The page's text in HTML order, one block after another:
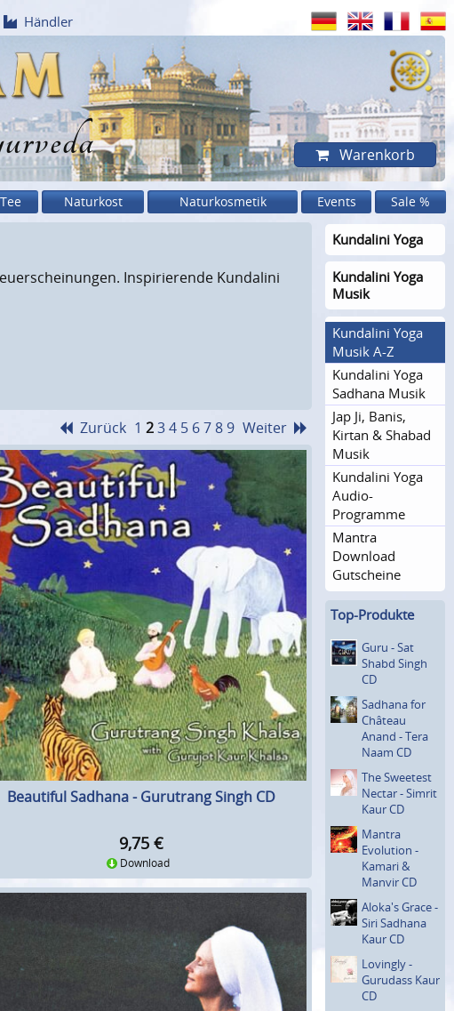
Händler
Warenkorb
Naturkost Naturkosmetik Events Sale %
Inspirierende Kundalini
Zurück 1 234 5 67 89 Weiter
Beautiful Sadhana - Gurutrang Singh CD
9,75 €
Download
Kundalini Yoga
Kundalini Yoga
Musik
Kundalini Yoga
Musik A-Z
Kundalini Yoga
Sadhana Musik
Jap Ji, Banis,
Kirtan & Shabad
Musik
Kundalini Yoga
Audio-
Programme
Mantra
Download
Gutscheine
Top-Produkte
Guru - Sat
Shabd Singh
CD
Sadhana for
Château
Anand - Tera
Naam CD
The Sweetest
Nectar - Simrit
Kaur CD
Mantra
Evolution -
Kamari &
Manvir CD
Aloka's Grace -
Siri Sadhana
Kaur CD
Lovingly -
Gurudass Kaur
CD